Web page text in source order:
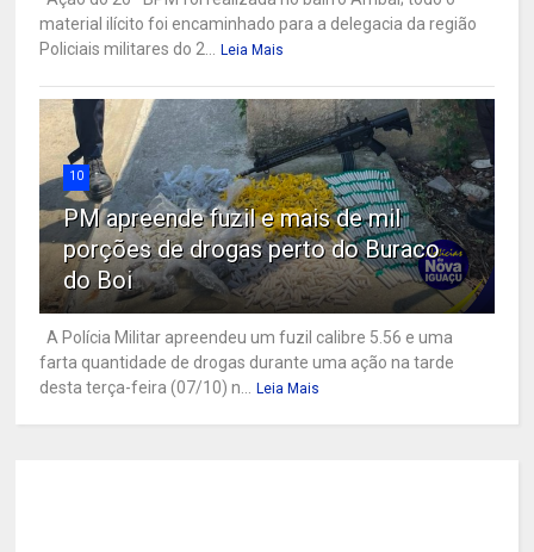
material ilícito foi encaminhado para a delegacia da região
Policiais militares do 2... Leia Mais
10
PM apreende fuzil e mais de mil
porções de drogas perto do Buraco
do Boi
A Polícia Militar apreendeu um fuzil calibre 5.56 e uma
farta quantidade de drogas durante uma ação na tarde
desta terça-feira (07/10) n... Leia Mais